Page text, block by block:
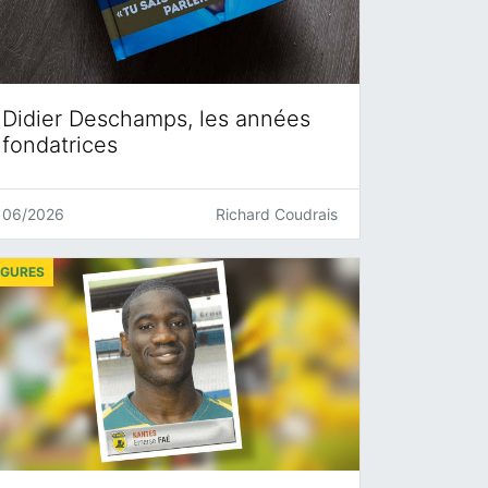
Didier Deschamps, les années
fondatrices
06/2026 Richard Coudrais